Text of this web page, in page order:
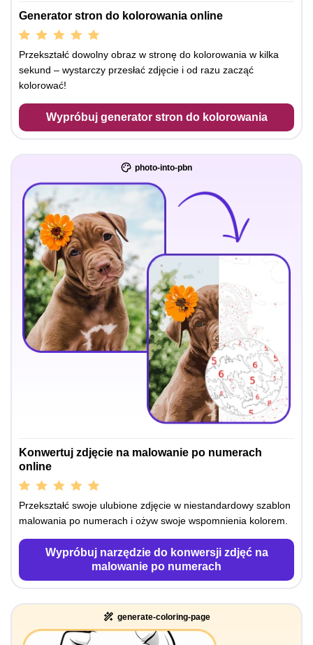
Generator stron do kolorowania online
Przekształć dowolny obraz w stronę do kolorowania w kilka
sekund – wystarczy przesłać zdjęcie i od razu zacząć
kolorować!
Wypróbuj generator stron do kolorowania
photo-into-pbn
Konwertuj zdjęcie na malowanie po numerach
online
Przekształć swoje ulubione zdjęcie w niestandardowy szablon
malowania po numerach i ożyw swoje wspomnienia kolorem.
Wypróbuj narzędzie do konwersji zdjęć na
malowanie po numerach
generate-coloring-page